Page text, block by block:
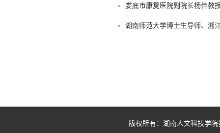
娄底市康复医院副院长杨伟教
湖南师范大学博士生导师、湘
版权所有：湖南人文科技学院